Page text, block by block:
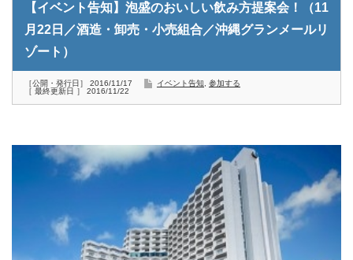
【イベント告知】泡盛のおいしい飲み方提案会！（11
月22日／酒造・卸売・小売組合／沖縄グランメールリ
ゾート）
［公開・発行日］ 2016/11/17
［ 最終更新日 ］ 2016/11/22
イベント告知 参加する